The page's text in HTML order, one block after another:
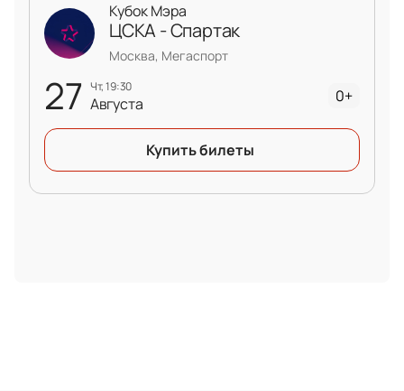
27 чт, 19:30
Августа
Кубок Мэра
ЦСКА - Спартак
Москва, Мегаспорт
0+
Купить билеты